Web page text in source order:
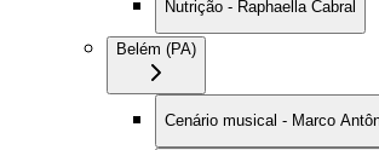
Nutrição - Raphaella Cabral
Belém (PA)
Cenário musical - Marco